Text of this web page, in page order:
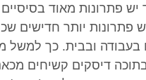
יש פתרונות מאוד בסיסיים
פתרונות יותר חדישים
ובבית. כך למשל
דיסקים קשיחים